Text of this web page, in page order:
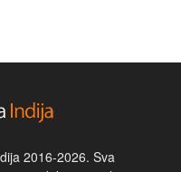
2016-2026. Sva